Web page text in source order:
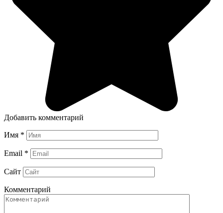
Добавить комментарий
Имя *
Email *
Сайт
Комментарий